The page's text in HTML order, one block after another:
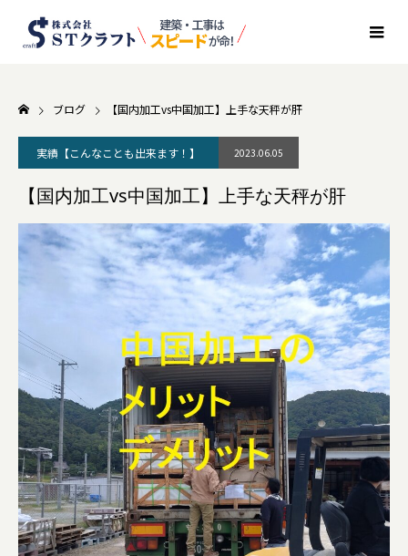
ブログ 【国内加工vs中国加工】上手な天秤が肝
実績【こんなことも出来ます！】 2023.06.05
【国内加工vs中国加工】上手な天秤が肝